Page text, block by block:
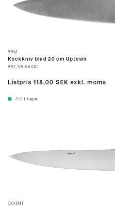
BBM
Kockkniv blad 20 cm Uptown
ART.NR 68021
Listpris 118,00 SEK exkl. moms
312 I lager
EXXENT